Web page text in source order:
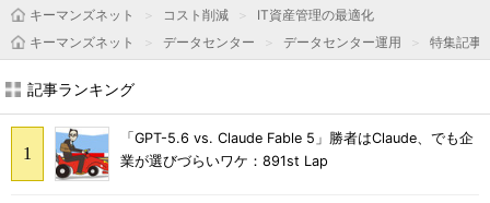
キーマンズネット コスト削減
IT資産管理の最適化
キーマンズネット
データセンター データセンター運用 特集記事
記事ランキング
「GPT-5.6 vs. Claude Fable 5」勝者はClaude、でも企
業が選びづらいワケ：891st Lap